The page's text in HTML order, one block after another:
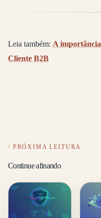
Leia também: A
Cliente B2B
PRÓXIMA LEITURA
Continue afinando